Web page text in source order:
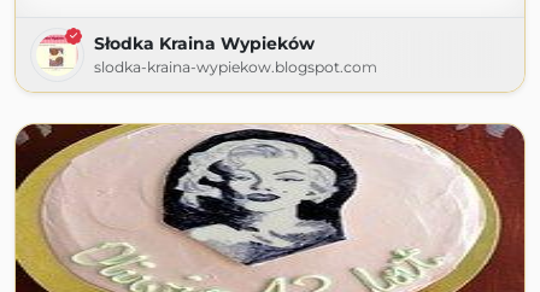
Słodka Kraina Wypieków
slodka-kraina-wypiekow.blogspot.com